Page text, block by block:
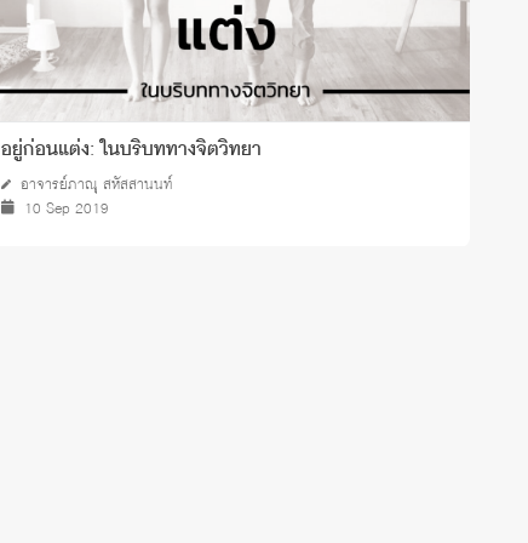
อยู่ก่อนแต่ง: ในบริบททางจิตวิทยา
อาจารย์ภาณุ สหัสสานนท์
10 Sep 2019